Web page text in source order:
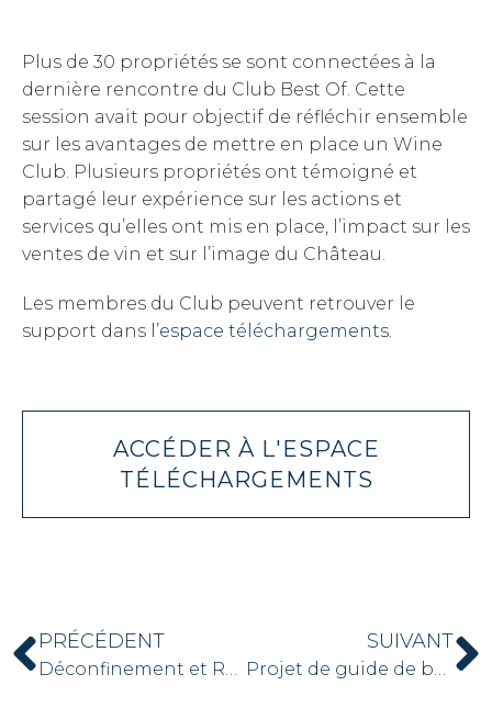
Plus de 30 propriétés se sont connectées à la
dernière rencontre du Club Best Of. Cette
session avait pour objectif de réfléchir ensemble
sur les avantages de mettre en place un Wine
Club. Plusieurs propriétés ont témoigné et
partagé leur expérience sur les actions et
services qu’elles ont mis en place, l’impact sur les
ventes de vin et sur l’image du Château.
Les membres du Club peuvent retrouver le
support dans l’espace téléchargements.
ACCÉDER À L'ESPACE
TÉLÉCHARGEMENTS
PRÉCÉDENT
Déconfinement et Reprise de l’activité oenotouristique
SUIVANT
Projet de guide de bonnes pratiques œnotourisme Covid-19